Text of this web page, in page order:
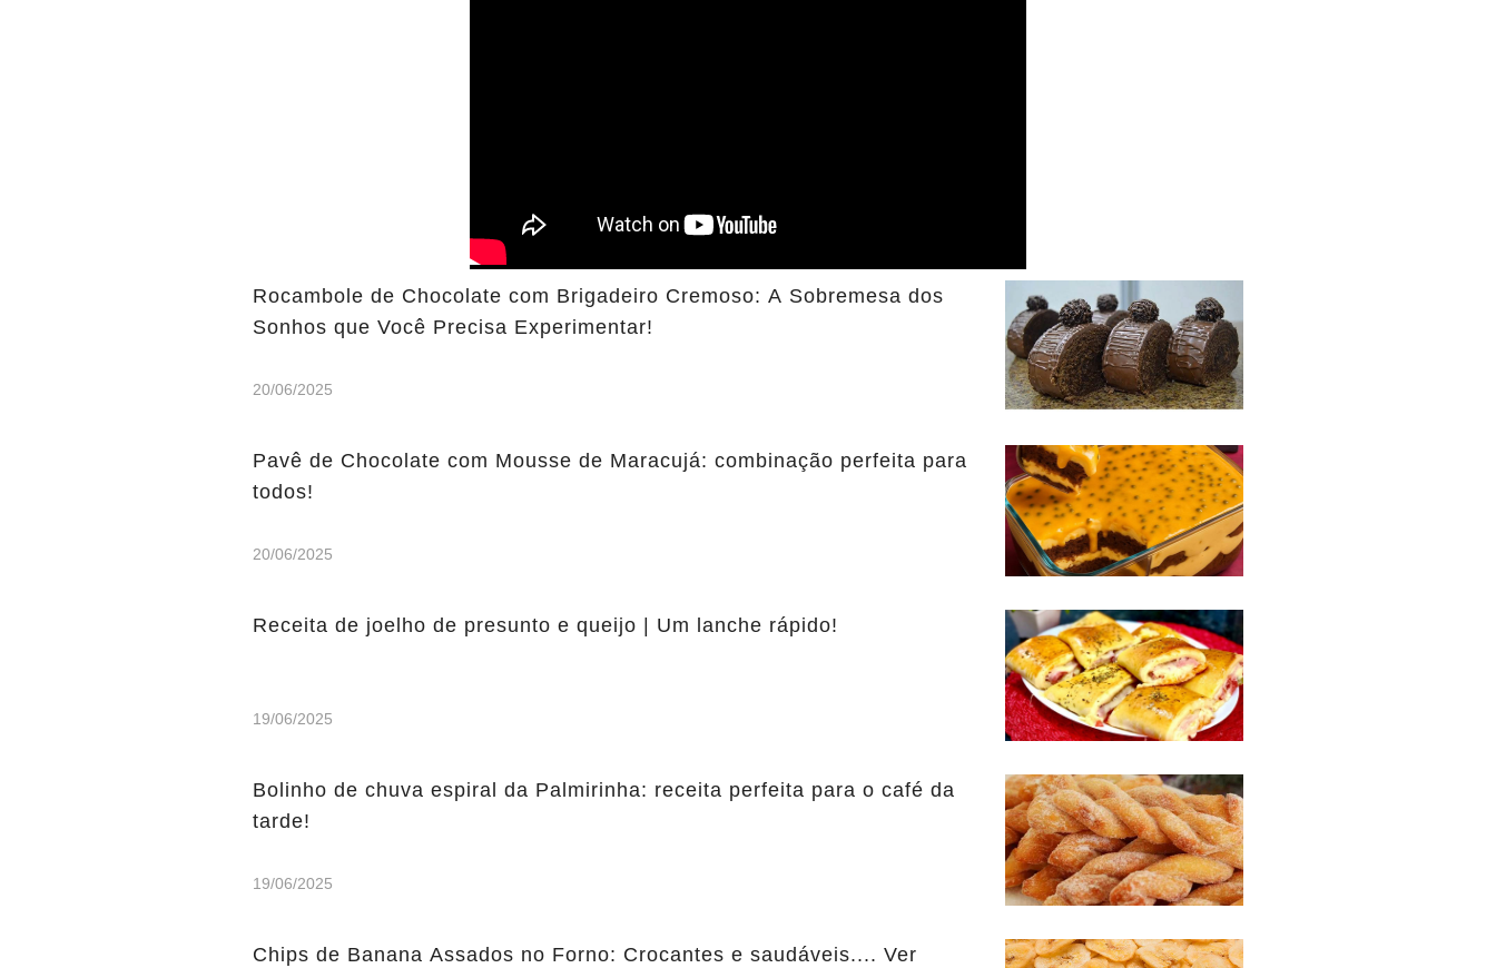
Rocambole de Chocolate com Brigadeiro Cremoso: A Sobremesa dos
Sonhos que Você Precisa Experimentar!
20/06/2025
Pavê de Chocolate com Mousse de Maracujá: combinação perfeita para
todos!
20/06/2025
Receita de joelho de presunto e queijo | Um lanche rápido!
19/06/2025
Bolinho de chuva espiral da Palmirinha: receita perfeita para o café da
tarde!
19/06/2025
Chips de Banana Assados no Forno: Crocantes e saudáveis.... Ver